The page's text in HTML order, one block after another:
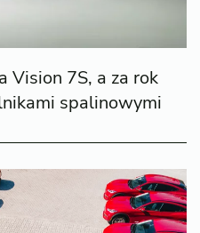
Vision 7S, a za rok
spalinowymi